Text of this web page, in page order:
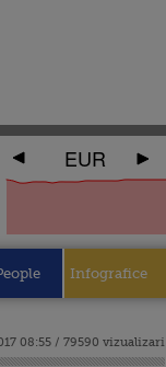
EUR
Infografice
08:55 / 79590 vizualizari